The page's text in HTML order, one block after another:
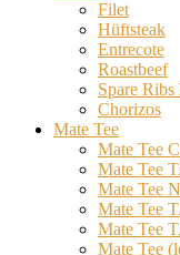
Filet
Hüftsteak
Entrecote
Roastbeef
Spare
Chorizos
Mate Tee
Mate Tee
Mate Tee
Mate Tee
Mate Tee
Mate Tee
Mate Tee